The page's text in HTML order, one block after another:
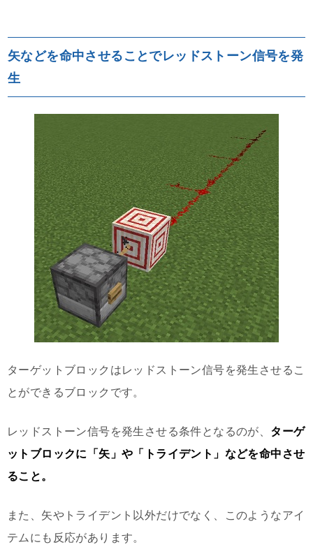
矢などを命中させることでレッドストーン信号を発
生
ターゲットブロックはレッドストーン信号を発生させるこ
とができるブロックです。
レッドストーン信号を発生させる条件となるのが、 ターゲ
ットブロックに「矢」や「トライデント」などを命中させ
ること。
また、矢やトライデント以外だけでなく、このようなアイ
テムにも反応があります。